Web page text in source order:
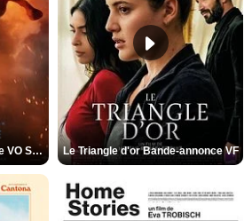
L'Odyssée Bande-annonce VO STFR Le Triangle d'or Bande-annonce VF